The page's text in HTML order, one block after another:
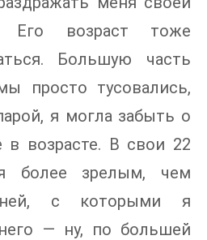
Его возраст тоже
Большую часть
просто тусовались,
я могла забыть о
в возрасте. В свои 22
более зрелым, чем
с которыми я
— ну, по большей